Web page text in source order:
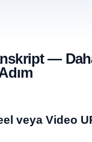
—
veya Video